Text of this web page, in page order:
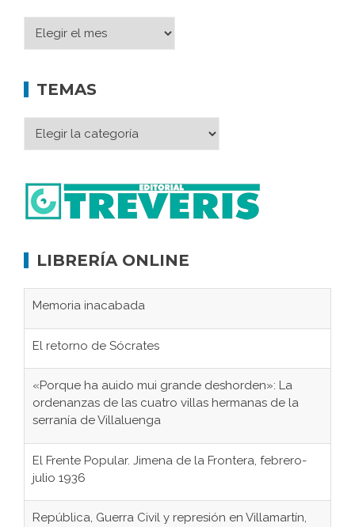
TEMAS
LIBRERÍA ONLINE
Memoria inacabada
El retorno de Sócrates
«Porque ha auido mui grande deshorden»: La
ordenanzas de las cuatro villas hermanas de la
serranía de Villaluenga
El Frente Popular. Jimena de la Frontera, febrero-
julio 1936
República, Guerra Civil y represión en Villamartín,